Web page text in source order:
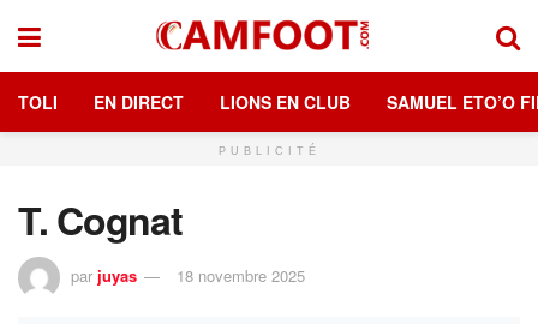
TOLI EN DIRECT LIONS EN CLUB SAMUEL ETO’O
PUBLICITÉ
T. Cognat
par juyas 18 novembre 2025